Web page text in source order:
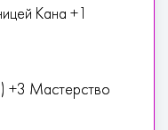
Кана +1
+3 Мастерство